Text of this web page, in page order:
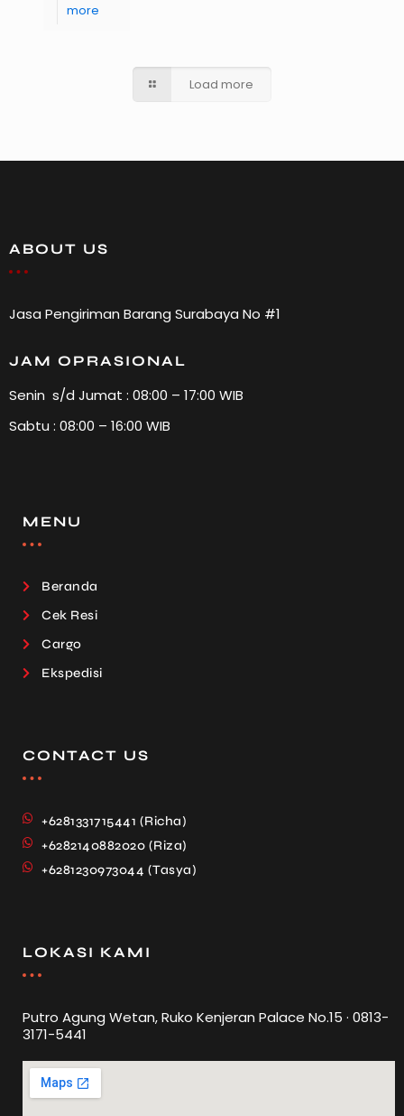
more
Load more
ABOUT US
Jasa Pengiriman Barang Surabaya No #1
JAM OPRASIONAL
Senin s/d Jumat : 08:00 – 17:00 WIB
Sabtu : 08:00 – 16:00 WIB
MENU
Beranda
Cek Resi
Cargo
Ekspedisi
CONTACT US
+6281331715441 (Richa)
+6282140882020 (Riza)
+6281230973044 (Tasya)
LOKASI KAMI
Putro Agung Wetan, Ruko Kenjeran Palace No.15 · 0813-
3171-5441